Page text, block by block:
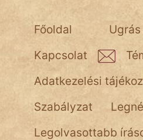
Főoldal
Kapcsolat
Adatkezelési
Szabályzat
Legolvasottabb